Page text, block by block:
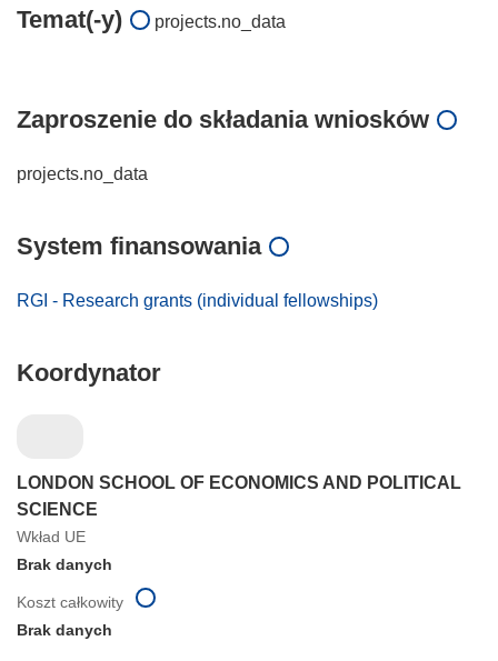
Temat(-y) projects.no_data
Zaproszenie do składania wniosków
projects.no_data
System finansowania
RGI - Research grants (individual fellowships)
Koordynator
LONDON SCHOOL OF ECONOMICS AND POLITICAL
SCIENCE
Wkład UE
Brak danych
Koszt całkowity
Brak danych